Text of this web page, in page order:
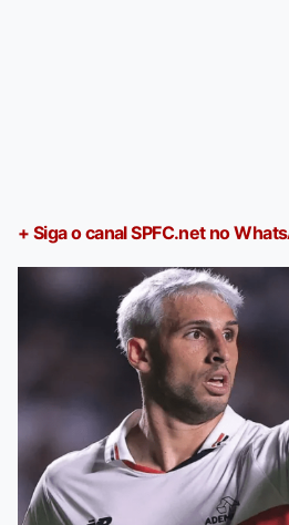
+ Siga o canal SPFC.net no